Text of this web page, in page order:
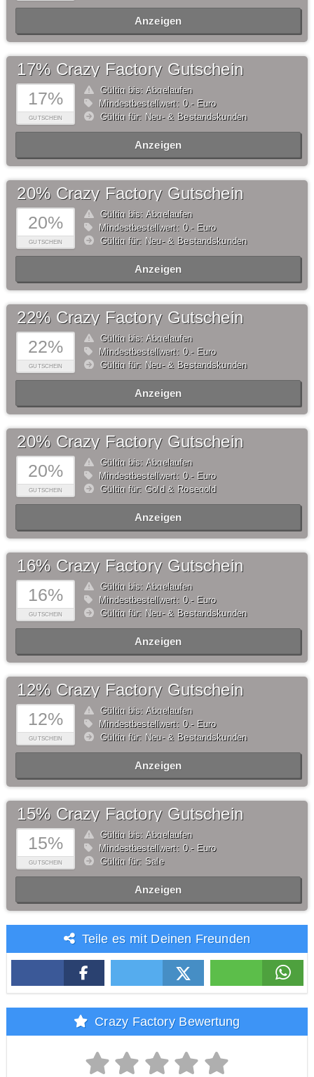
Anzeigen
17%
GUTSCHEIN
17% Crazy Factory Gutschein
Gültig bis: Abgelaufen
Mindestbestellwert: 0,- Euro
Gültig für: Neu- & Bestandskunden
Anzeigen
20%
GUTSCHEIN
20% Crazy Factory Gutschein
Gültig bis: Abgelaufen
Mindestbestellwert: 0,- Euro
Gültig für: Neu- & Bestandskunden
Anzeigen
22%
GUTSCHEIN
22% Crazy Factory Gutschein
Gültig bis: Abgelaufen
Mindestbestellwert: 0,- Euro
Gültig für: Neu- & Bestandskunden
Anzeigen
20%
GUTSCHEIN
20% Crazy Factory Gutschein
Gültig bis: Abgelaufen
Mindestbestellwert: 0,- Euro
Gültig für: Gold & Rosegold
Anzeigen
16%
GUTSCHEIN
16% Crazy Factory Gutschein
Gültig bis: Abgelaufen
Mindestbestellwert: 0,- Euro
Gültig für: Neu- & Bestandskunden
Anzeigen
12%
GUTSCHEIN
12% Crazy Factory Gutschein
Gültig bis: Abgelaufen
Mindestbestellwert: 0,- Euro
Gültig für: Neu- & Bestandskunden
Anzeigen
15%
GUTSCHEIN
15% Crazy Factory Gutschein
Gültig bis: Abgelaufen
Mindestbestellwert: 0,- Euro
Gültig für: Sale
Anzeigen
Teile es mit Deinen Freunden
Crazy Factory Bewertung